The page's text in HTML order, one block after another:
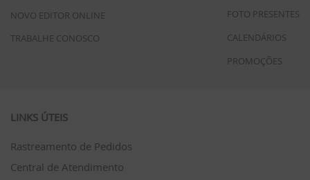
NOVO EDITOR ONLINE
TRABALHE CONOSCO
FOTO PRESENTES
CALENDÁRIOS
PROMOÇÕES
LINKS ÚTEIS
Rastreamento de Pedidos
Central de Atendimento